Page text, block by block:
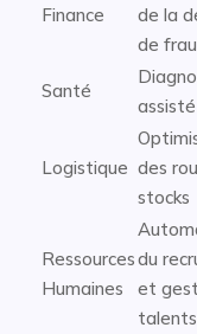
Finance
de la
de
Santé
Logistique des
stocks
Ressources
Humaines
du
et
talents